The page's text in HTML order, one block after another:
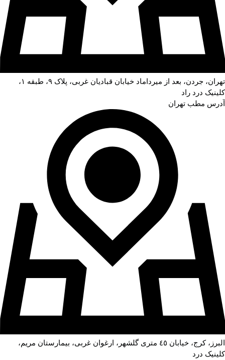
تهران، جردن، بعد از میرداماد خیابان قبادیان غربی، پلاک ۹، طبقه ۱،
کلینیک درد راد
آدرس مطب تهران
البرز، کرج، خیابان ٤٥ متری گلشهر، ارغوان غربی، بیمارستان مریم،
کلینیک درد